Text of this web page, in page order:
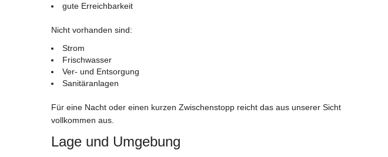
gute Erreichbarkeit
Nicht vorhanden sind:
Strom
Frischwasser
Ver- und Entsorgung
Sanitäranlagen
Für eine Nacht oder einen kurzen Zwischenstopp reicht das aus unserer Sicht
vollkommen aus.
Lage und Umgebung